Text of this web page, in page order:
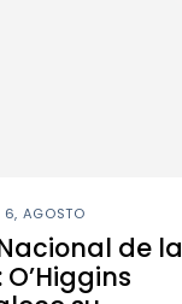
6, AGOSTO
de la
O’Higgins